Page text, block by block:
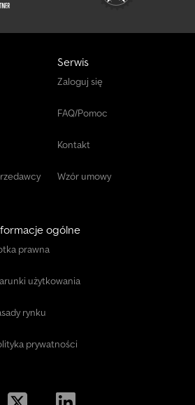
Serwis
Zaloguj się
FAQ/Pomoc
Kontakt
Wzór umowy
ogólne
prawna
użytkowania
rynku
prywatności